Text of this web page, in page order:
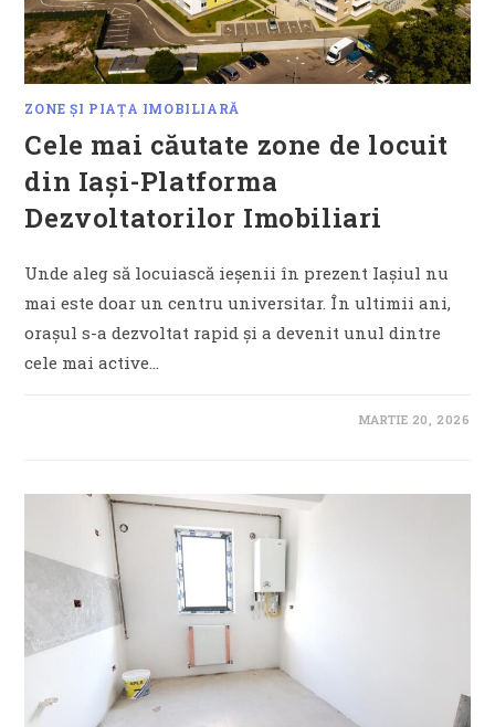
ZONE ȘI PIAȚA IMOBILIARĂ
Cele mai căutate zone de locuit
din Iași-Platforma
Dezvoltatorilor Imobiliari
Unde aleg să locuiască ieșenii în prezent Iașiul nu
mai este doar un centru universitar. În ultimii ani,
orașul s-a dezvoltat rapid și a devenit unul dintre
cele mai active…
MARTIE 20, 2026